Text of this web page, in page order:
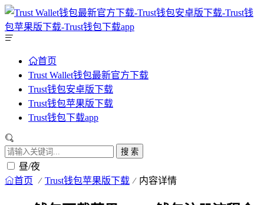
首页
Trust Wallet钱包最新官方下载
Trust钱包安卓版下载
Trust钱包苹果版下载
Trust钱包下载app
搜 索
昼/夜
首页 Trust钱包苹果版下载 内容详情